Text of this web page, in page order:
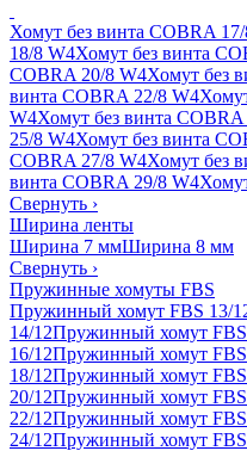
Хомут без винта COBRA
18/8 W4Хомут без винта
COBRA 20/8 W4Хомут без
винта COBRA 22/8 W4
W4Хомут без винта
25/8 W4Хомут без винта
COBRA 27/8 W4Хомут без
винта COBRA 29/8 W4
Свернуть ›
Ширина ленты
Ширина 7 ммШирина 8 мм
Свернуть ›
Пружинные хомуты FBS
Пружинный хомут FBS 13/
14/12Пружинный хомут FBS
16/12Пружинный хомут FBS
18/12Пружинный хомут FBS
20/12Пружинный хомут FBS
22/12Пружинный хомут FBS
24/12Пружинный хомут FBS